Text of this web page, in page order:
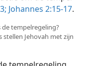
Johannes 2:15-17.
de tempelregeling?
Jehovah met zijn